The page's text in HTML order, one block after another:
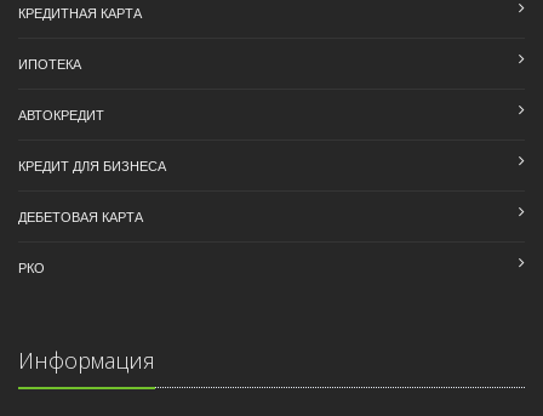
КРЕДИТНАЯ КАРТА
ИПОТЕКА
АВТОКРЕДИТ
КРЕДИТ ДЛЯ БИЗНЕСА
ДЕБЕТОВАЯ КАРТА
РКО
Информация